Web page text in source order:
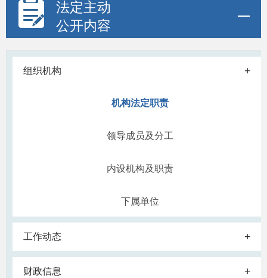
法定主动
公开内容
组织机构 +
机构法定职责
领导成员及分工
内设机构及职责
下属单位
工作动态 +
财政信息 +